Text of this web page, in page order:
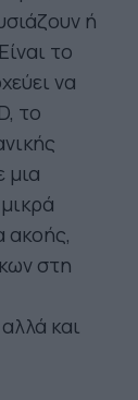
ή
το
να
το
μια
ακοής,
στη
και